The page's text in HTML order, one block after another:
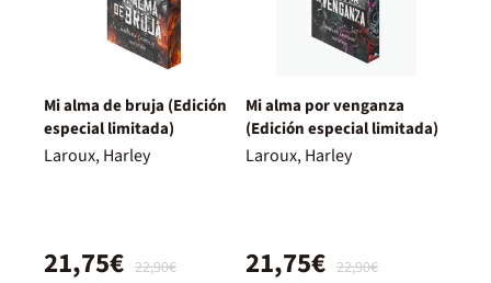
Mi alma de bruja (Edición
especial limitada)
Laroux, Harley
22,90€
21,75€
Mi alma por venganza
(Edición especial limitada)
Laroux, Harley
22,90€
21,75€